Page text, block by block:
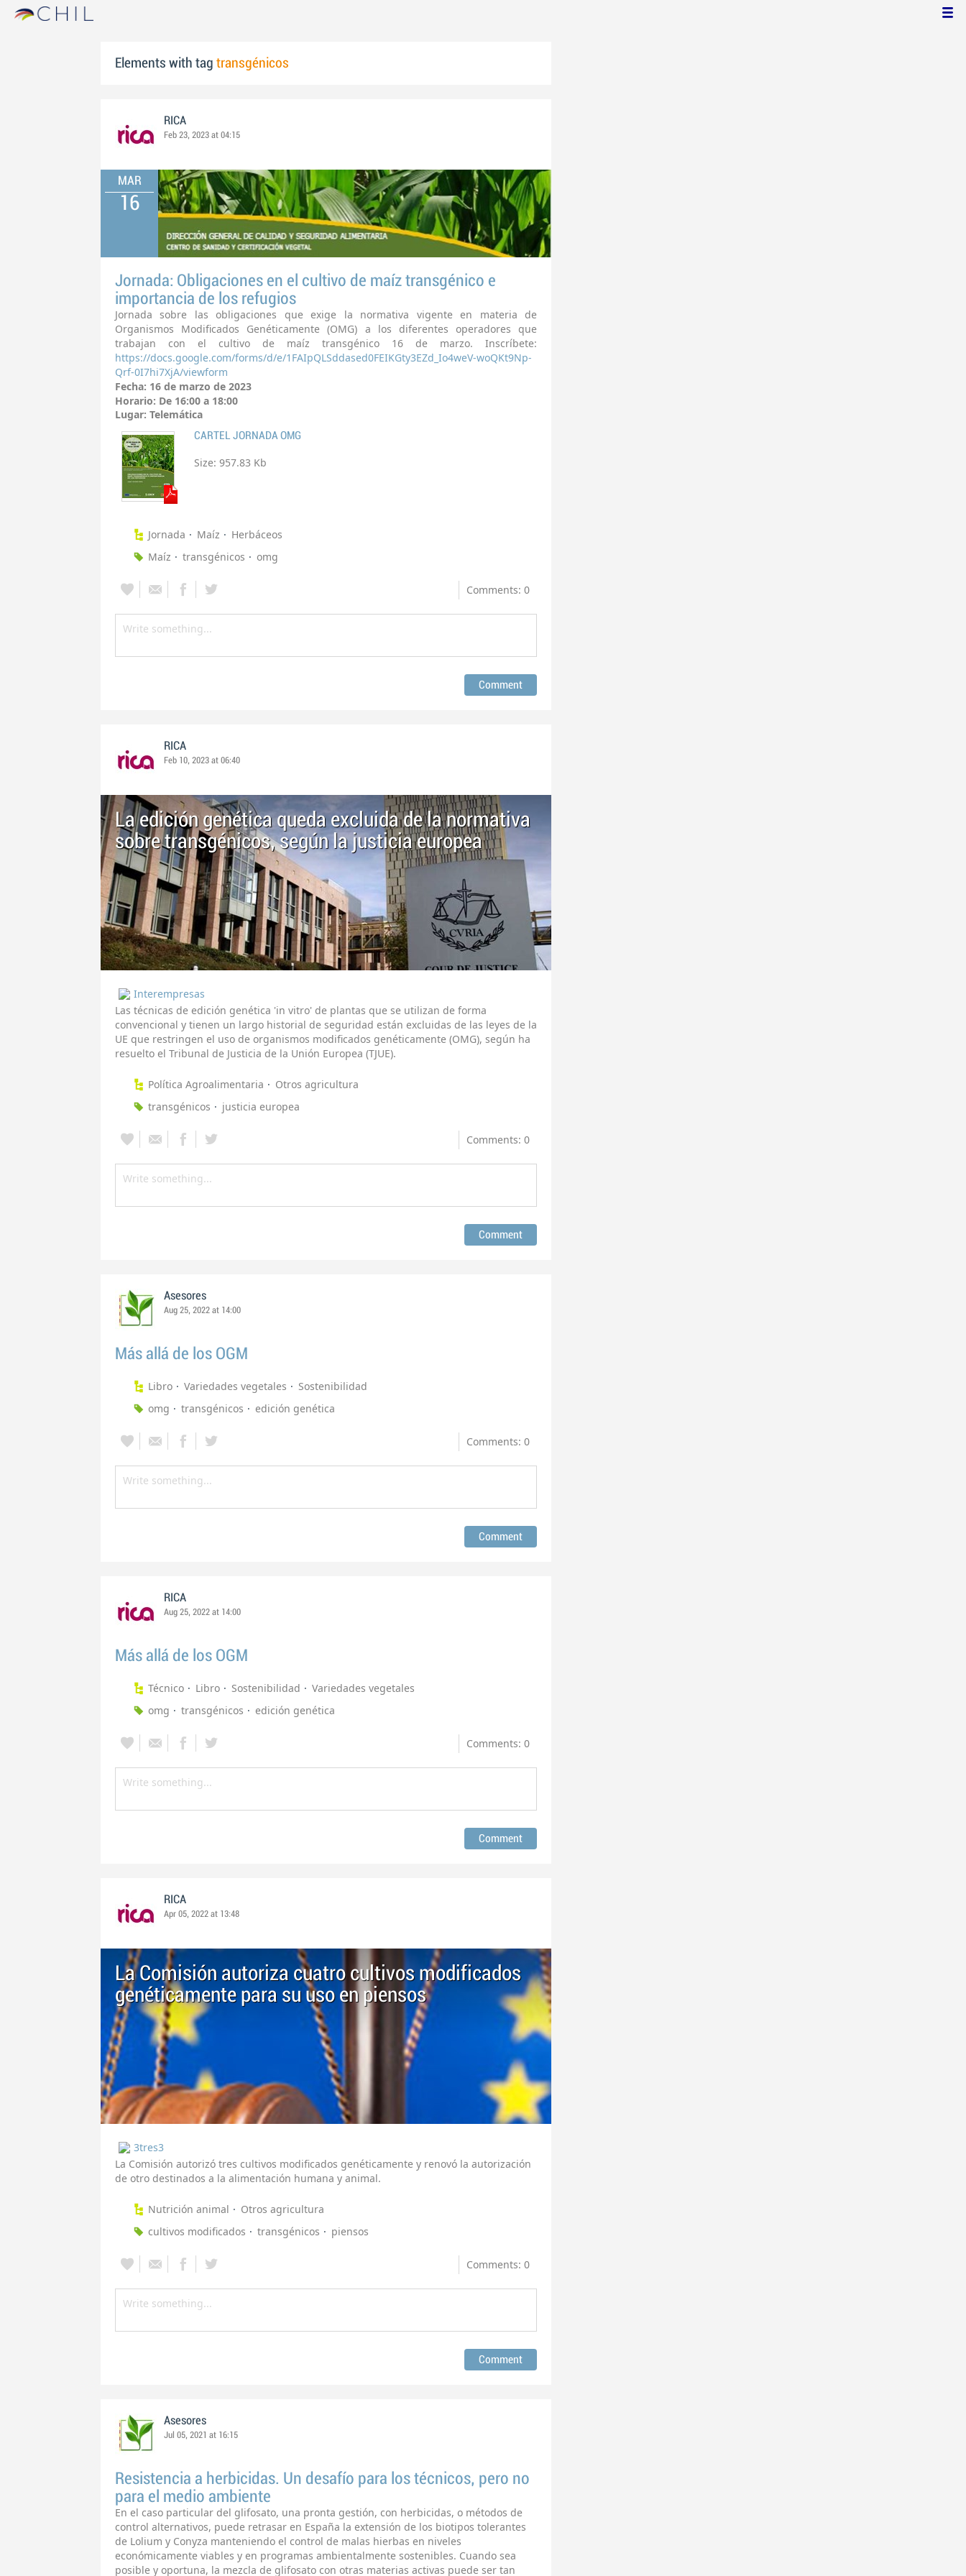
Elements with tag transgénicos
RICA
Feb 23, 2023 at 04:15
MAR
16
Jornada: Obligaciones en el cultivo de maíz transgénico e
importancia de los refugios
Jornada sobre las obligaciones que exige la normativa vigente en materia de
Organismos Modificados Genéticamente (OMG) a los diferentes operadores que
trabajan con el cultivo de maíz transgénico 16 de marzo. Inscríbete:
https://docs.google.com/forms/d/e/1FAIpQLSddased0FEIKGty3EZd_Io4weV-woQKt9Np-
Qrf-0I7hi7XjA/viewform
Fecha: 16 de marzo de 2023
Horario: De 16:00 a 18:00
Lugar: Telemática
CARTEL JORNADA OMG
Size: 957.83 Kb
Jornada Maíz
Herbáceos
Maíz
transgénicos omg
Comments: 0
RICA
Feb 10, 2023 at 06:40
La edición genética queda excluida de la normativa
sobre transgénicos, según la justicia europea
Interempresas
Las técnicas de edición genética 'in vitro' de plantas que se utilizan de forma
convencional y tienen un largo historial de seguridad están excluidas de las leyes de la
UE que restringen el uso de organismos modificados genéticamente (OMG), según ha
resuelto el Tribunal de Justicia de la Unión Europea (TJUE).
Política Agroalimentaria
Otros agricultura
transgénicos
justicia europea
Comments: 0
Asesores
Aug 25, 2022 at 14:00
Más allá de los OGM
Libro Variedades vegetales
Sostenibilidad
omg
transgénicos edición genética
Comments: 0
RICA
Aug 25, 2022 at 14:00
Más allá de los OGM
Técnico Libro Sostenibilidad
Variedades vegetales
omg
transgénicos edición genética
Comments: 0
RICA
Apr 05, 2022 at 13:48
La Comisión autoriza cuatro cultivos modificados
genéticamente para su uso en piensos
3tres3
La Comisión autorizó tres cultivos modificados genéticamente y renovó la autorización
de otro destinados a la alimentación humana y animal.
Nutrición animal
Otros agricultura
cultivos modificados
transgénicos piensos
Comments: 0
Asesores
Jul 05, 2021 at 16:15
Resistencia a herbicidas. Un desafío para los técnicos, pero no
para el medio ambiente
En el caso particular del glifosato, una pronta gestión, con herbicidas, o métodos de
control alternativos, puede retrasar en España la extensión de los biotipos tolerantes
de Lolium y Conyza manteniendo el control de malas hierbas en niveles
económicamente viables y en programas ambientalmente sostenibles. Cuando sea
posible y oportuna, la mezcla de glifosato con otras materias activas puede ser tan